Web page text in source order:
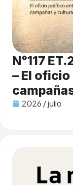
N°117
– El
2026 / julio